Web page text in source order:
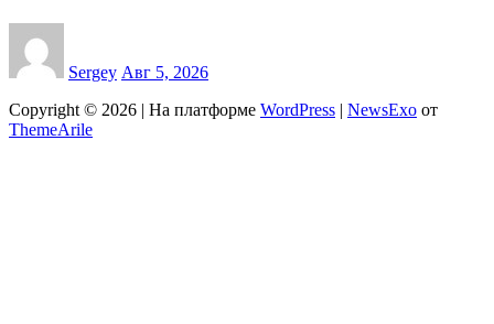
Sergey Авг 5, 2026
Copyright © 2026 | На платформе WordPress NewsExo от
ThemeArile